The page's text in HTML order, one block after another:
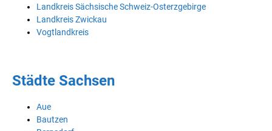
Landkreis Sächsische Schweiz-Osterzgebirge
Landkreis Zwickau
Vogtlandkreis
Städte Sachsen
Aue
Bautzen